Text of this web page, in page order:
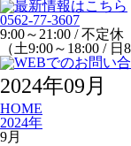
0562-77-3607
9:00～21:00 / 不定休
（土9:00～18:00 / 日
2024年09月
HOME
2024年
9月